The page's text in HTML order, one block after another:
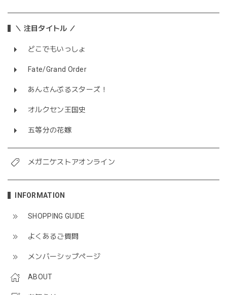
＼ 注目タイトル ／
どこでもいっしょ
Fate/Grand Order
あんさんぶるスターズ！
オルクセン王国史
五等分の花嫁
メガニケストアオンライン
INFORMATION
SHOPPING GUIDE
よくあるご質問
メンバーシップページ
ABOUT